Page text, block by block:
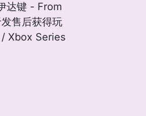
达键 - From
售后获得玩
Xbox Series